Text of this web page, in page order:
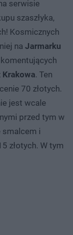
serwisie
szaszłyka,
Kosmicznych
na Jarmarku
Krakowa. Ten
70 złotych.
jest wcale
przed tym w
smalcem i
złotych. W tym